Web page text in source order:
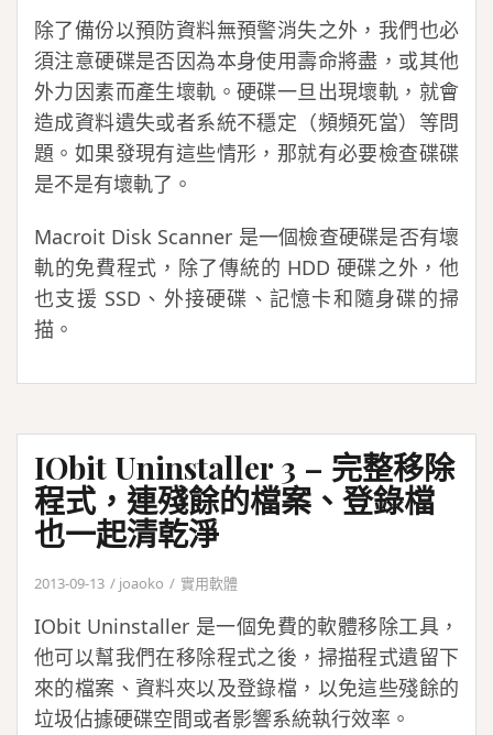
除了備份以預防資料無預警消失之外，我們也必
須注意硬碟是否因為本身使用壽命將盡，或其他
外力因素而產生壞軌。硬碟一旦出現壞軌，就會
造成資料遺失或者系統不穩定（頻頻死當）等問
題。如果發現有這些情形，那就有必要檢查碟碟
是不是有壞軌了。
Macroit Disk Scanner 是一個檢查硬碟是否有壞
軌的免費程式，除了傳統的 HDD 硬碟之外，他
也支援 SSD、外接硬碟、記憶卡和隨身碟的掃
描。
IObit Uninstaller 3 – 完整移除
程式，連殘餘的檔案、登錄檔
也一起清乾淨
2013-09-13 joaoko 實用軟體
IObit Uninstaller 是一個免費的軟體移除工具，
他可以幫我們在移除程式之後，掃描程式遺留下
來的檔案、資料夾以及登錄檔，以免這些殘餘的
垃圾佔據硬碟空間或者影響系統執行效率。